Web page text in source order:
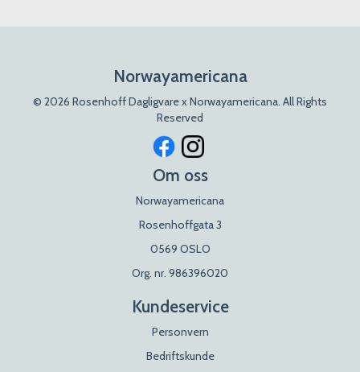
Norwayamericana
© 2026 Rosenhoff Dagligvare x Norwayamericana. All Rights
Reserved
Om oss
Norwayamericana
Rosenhoffgata 3
0569 OSLO
Org. nr. 986396020
Kundeservice
Personvern
Bedriftskunde